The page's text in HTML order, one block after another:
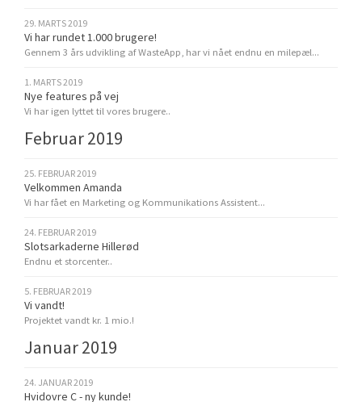
29. MARTS 2019
Vi har rundet 1.000 brugere!
Gennem 3 års udvikling af WasteApp, har vi nået endnu en milepæl...
1. MARTS 2019
Nye features på vej
Vi har igen lyttet til vores brugere..
Februar 2019
25. FEBRUAR 2019
Velkommen Amanda
Vi har fået en Marketing og Kommunikations Assistent...
24. FEBRUAR 2019
Slotsarkaderne Hillerød
Endnu et storcenter..
5. FEBRUAR 2019
Vi vandt!
Projektet vandt kr. 1 mio.!
Januar 2019
24. JANUAR 2019
Hvidovre C - ny kunde!